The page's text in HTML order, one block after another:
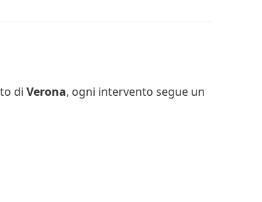
di Verona, ogni intervento segue un